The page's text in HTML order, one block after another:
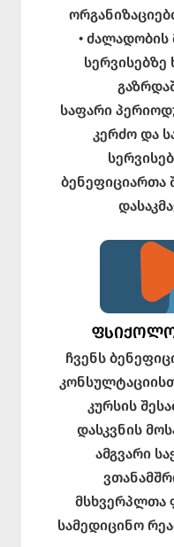
•
საფარი
კერძო და
ბენეფიციართა
ჩვენს
კურსის
დასკვნის
ამგვარი
მსხვერპლთა
სამედიცინო